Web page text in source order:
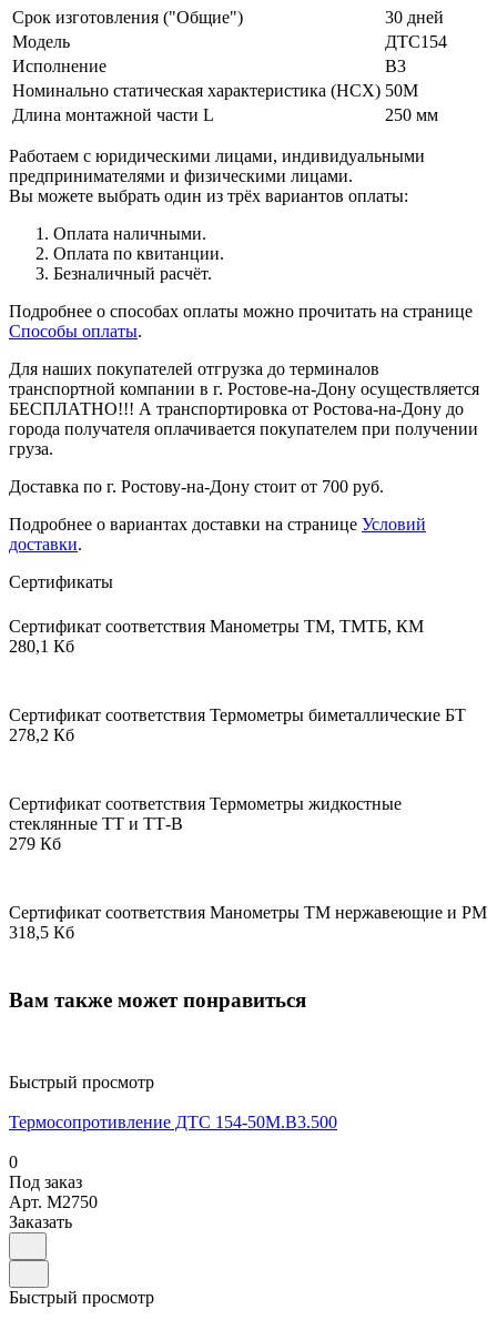
Срок изготовления ("Общие")
30 дней
Модель
ДТС154
Исполнение
В3
Номинально статическая характеристика (НСХ) 50М
Длина монтажной части L
250 мм
Работаем с юридическими лицами, индивидуальными
предпринимателями и физическими лицами.
Вы можете выбрать один из трёх вариантов оплаты:
Оплата наличными.
Оплата по квитанции.
Безналичный расчёт.
Подробнее о способах оплаты можно прочитать на странице
Способы оплаты.
Для наших покупателей отгрузка до терминалов
транспортной компании в г. Ростове-на-Дону осуществляется
БЕСПЛАТНО!!! А транспортировка от Ростова-на-Дону до
города получателя оплачивается покупателем при получении
груза.
Доставка по г. Ростову-на-Дону стоит от 700 руб.
Подробнее о вариантах доставки на странице Условий
доставки.
Сертификаты
Сертификат соответствия Манометры ТМ, ТМТБ, КМ
280,1 Кб
Сертификат соответствия Термометры биметаллические БТ
278,2 Кб
Сертификат соответствия Термометры жидкостные
стеклянные ТТ и ТТ-В
279 Кб
Сертификат соответствия Манометры ТМ нержавеющие и РМ
318,5 Кб
Вам также может понравиться
Быстрый просмотр
Термосопротивление ДТС 154-50М.В3.500
0
Под заказ
Арт. M2750
Заказать
Быстрый просмотр